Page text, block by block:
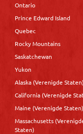
Ontario
Prince Edward Island
Quebec
Rocky Mountains
Saskatchewan
Yukon
Alaska (Verenigde Staten)
California (Verenigde
Maine (Verenigde Staten)
Massachusetts
Staten)